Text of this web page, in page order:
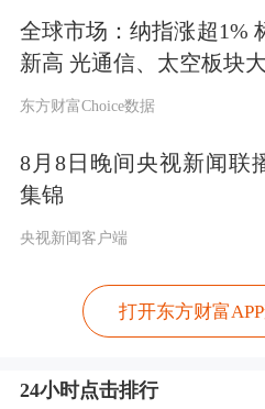
黄仁勋认为，问题
在“保持技术
微的策略，而不是
一个随时间变化的
得世界各地的研究
全球市场：纳指涨超1%
新高 光通信、太空板块
东方财富Choice数据
8月8日晚间央视新闻联
集锦
央视新闻客户端
打开东方财富
24小时点击排行